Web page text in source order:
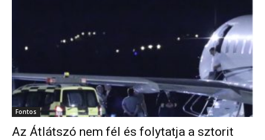
Fontos
Az Átlátszó nem fél és folytatja a sztorit